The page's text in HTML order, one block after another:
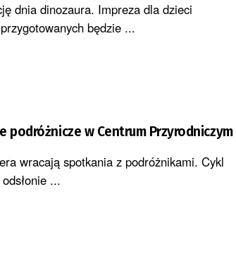
dnia dinozaura. Impreza dla dzieci
będzie ...
w Centrum Przyrodniczym
wracają spotkania z podróżnikami. Cykl
...